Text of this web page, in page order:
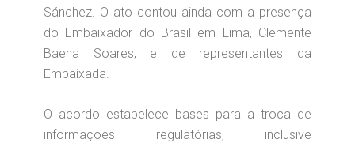
Sánchez. O ato contou ainda com a presença
do Embaixador do Brasil em Lima, Clemente
Baena Soares, e de representantes da
Embaixada.
O acordo estabelece bases para a troca de
informações regulatórias, inclusive